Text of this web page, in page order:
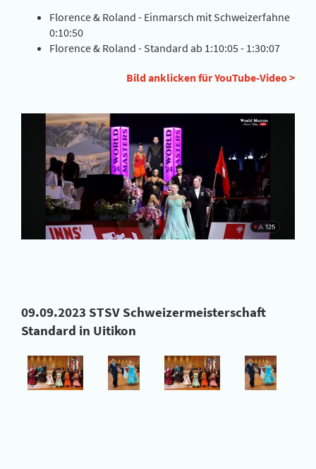
Florence & Roland - Einmarsch mit Schweizerfahne
0:10:50
Florence & Roland - Standard ab 1:10:05 - 1:30:07
Bild anklicken für YouTube-Video >
09.09.2023 STSV Schweizermeisterschaft
Standard in Uitikon